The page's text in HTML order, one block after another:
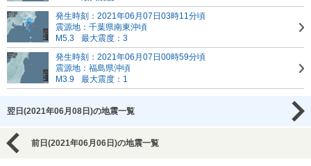
発生時刻：2021年06月07日03時11分頃
震源地：千葉県南東沖頃
M5.3
最大震度：3
発生時刻：2021年06月07日00時59分頃
震源地：福島県沖頃
M3.9
最大震度：1
翌日(2021年06月08日)の地震一覧
前日(2021年06月06日)の地震一覧